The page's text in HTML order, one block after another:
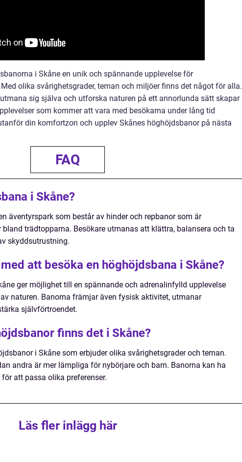
i Skåne en unik och spännande upplevelse för
olika svårighetsgrader, teman och miljöer finns det något för alla.
sig själva och utforska naturen på ett annorlunda sätt skapar
som kommer att vara med besökarna under lång tid
din komfortzon och upplev Skånes höghöjdsbanor på nästa
FAQ
i Skåne?
äventyrspark som består av hinder och repbanor som är
trädtopparna. Besökare utmanas att klättra, balansera och ta
skyddsutrustning.
att besöka en höghöjdsbana i Skåne?
ger möjlighet till en spännande och adrenalinfylld upplevelse
naturen. Banorna främjar även fysisk aktivitet, utmanar
självförtroendet.
finns det i Skåne?
i Skåne som erbjuder olika svårighetsgrader och teman.
andra är mer lämpliga för nybörjare och barn. Banorna kan ha
att passa olika preferenser.
Läs fler inlägg här